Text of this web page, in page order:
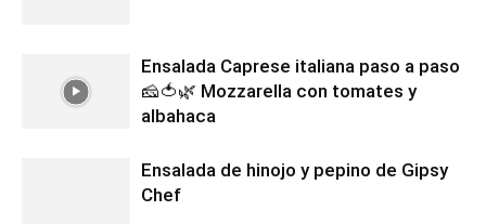
Ensalada Caprese italiana paso a paso
🧀🍅🌿 Mozzarella con tomates y
albahaca
Ensalada de hinojo y pepino de Gipsy
Chef